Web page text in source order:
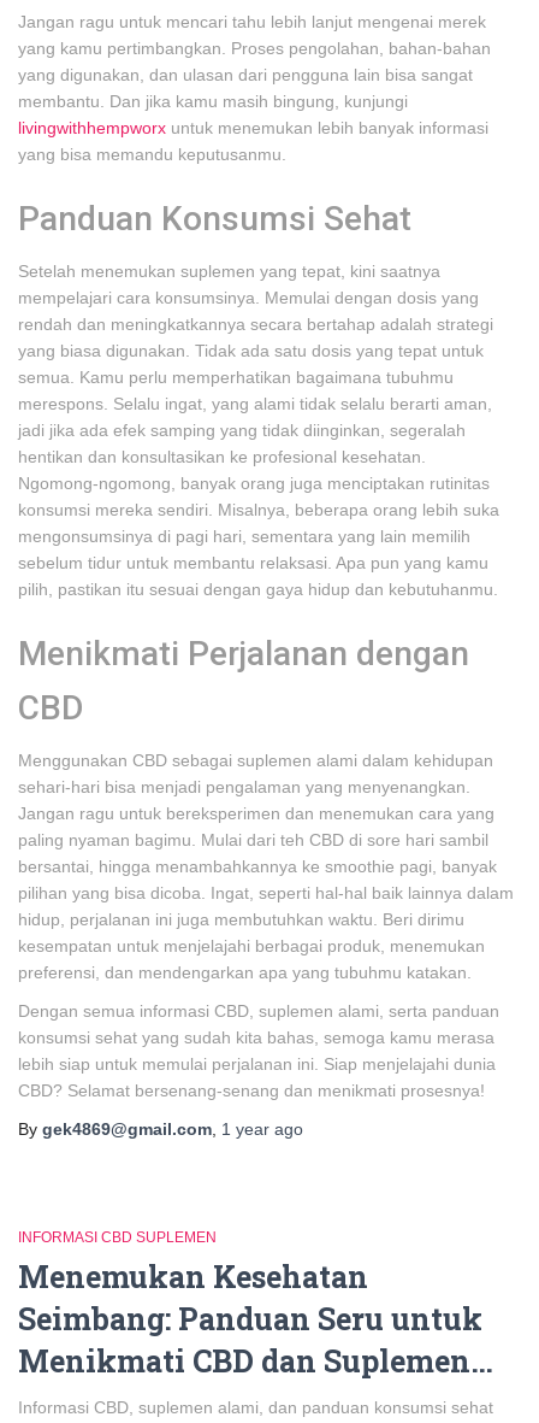
Jangan ragu untuk mencari tahu lebih lanjut mengenai merek
yang kamu pertimbangkan. Proses pengolahan, bahan-bahan
yang digunakan, dan ulasan dari pengguna lain bisa sangat
membantu. Dan jika kamu masih bingung, kunjungi
livingwithhempworx untuk menemukan lebih banyak informasi
yang bisa memandu keputusanmu.
Panduan Konsumsi Sehat
Setelah menemukan suplemen yang tepat, kini saatnya
mempelajari cara konsumsinya. Memulai dengan dosis yang
rendah dan meningkatkannya secara bertahap adalah strategi
yang biasa digunakan. Tidak ada satu dosis yang tepat untuk
semua. Kamu perlu memperhatikan bagaimana tubuhmu
merespons. Selalu ingat, yang alami tidak selalu berarti aman,
jadi jika ada efek samping yang tidak diinginkan, segeralah
hentikan dan konsultasikan ke profesional kesehatan.
Ngomong-ngomong, banyak orang juga menciptakan rutinitas
konsumsi mereka sendiri. Misalnya, beberapa orang lebih suka
mengonsumsinya di pagi hari, sementara yang lain memilih
sebelum tidur untuk membantu relaksasi. Apa pun yang kamu
pilih, pastikan itu sesuai dengan gaya hidup dan kebutuhanmu.
Menikmati Perjalanan dengan
CBD
Menggunakan CBD sebagai suplemen alami dalam kehidupan
sehari-hari bisa menjadi pengalaman yang menyenangkan.
Jangan ragu untuk bereksperimen dan menemukan cara yang
paling nyaman bagimu. Mulai dari teh CBD di sore hari sambil
bersantai, hingga menambahkannya ke smoothie pagi, banyak
pilihan yang bisa dicoba. Ingat, seperti hal-hal baik lainnya dalam
hidup, perjalanan ini juga membutuhkan waktu. Beri dirimu
kesempatan untuk menjelajahi berbagai produk, menemukan
preferensi, dan mendengarkan apa yang tubuhmu katakan.
Dengan semua informasi CBD, suplemen alami, serta panduan
konsumsi sehat yang sudah kita bahas, semoga kamu merasa
lebih siap untuk memulai perjalanan ini. Siap menjelajahi dunia
CBD? Selamat bersenang-senang dan menikmati prosesnya!
By gek4869@gmail.com 1 year ago
INFORMASI CBD SUPLEMEN
Menemukan Kesehatan
Seimbang: Panduan Seru untuk
Menikmati CBD dan Suplemen…
Informasi CBD, suplemen alami, dan panduan konsumsi sehat